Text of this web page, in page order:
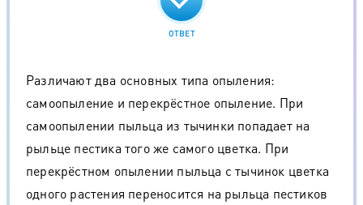
ОТВЕТ
Различают два основных типа опыления:
самоопыление и перекрёстное опыление. При
самоопылении пыльца из тычинки попадает на
рыльце пестика того же самого цветка. При
перекрёстном опылении пыльца с тычинок цветка
одного растения переносится на рыльца пестиков